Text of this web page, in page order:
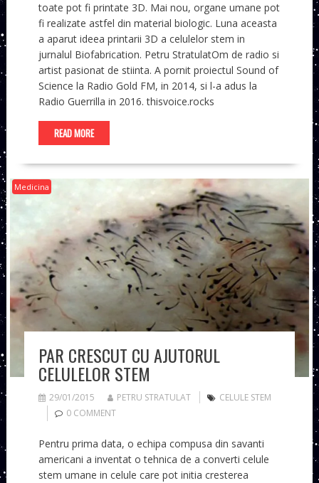
toate pot fi printate 3D. Mai nou, organe umane pot
fi realizate astfel din material biologic. Luna aceasta
a aparut ideea printarii 3D a celulelor stem in
jurnalul Biofabrication. Petru StratulatOm de radio si
artist pasionat de stiinta. A pornit proiectul Sound of
Science la Radio Gold FM, in 2014, si l-a adus la
Radio Guerrilla in 2016. thisvoice.rocks
READ MORE
Medicina
PAR CRESCUT CU AJUTORUL
CELULELOR STEM
29/01/2015 PETRU STRATULAT
CELULE STEM
0 COMMENT
Pentru prima data, o echipa compusa din savanti
americani a inventat o tehnica de a converti celule
stem umane in celule care pot initia cresterea